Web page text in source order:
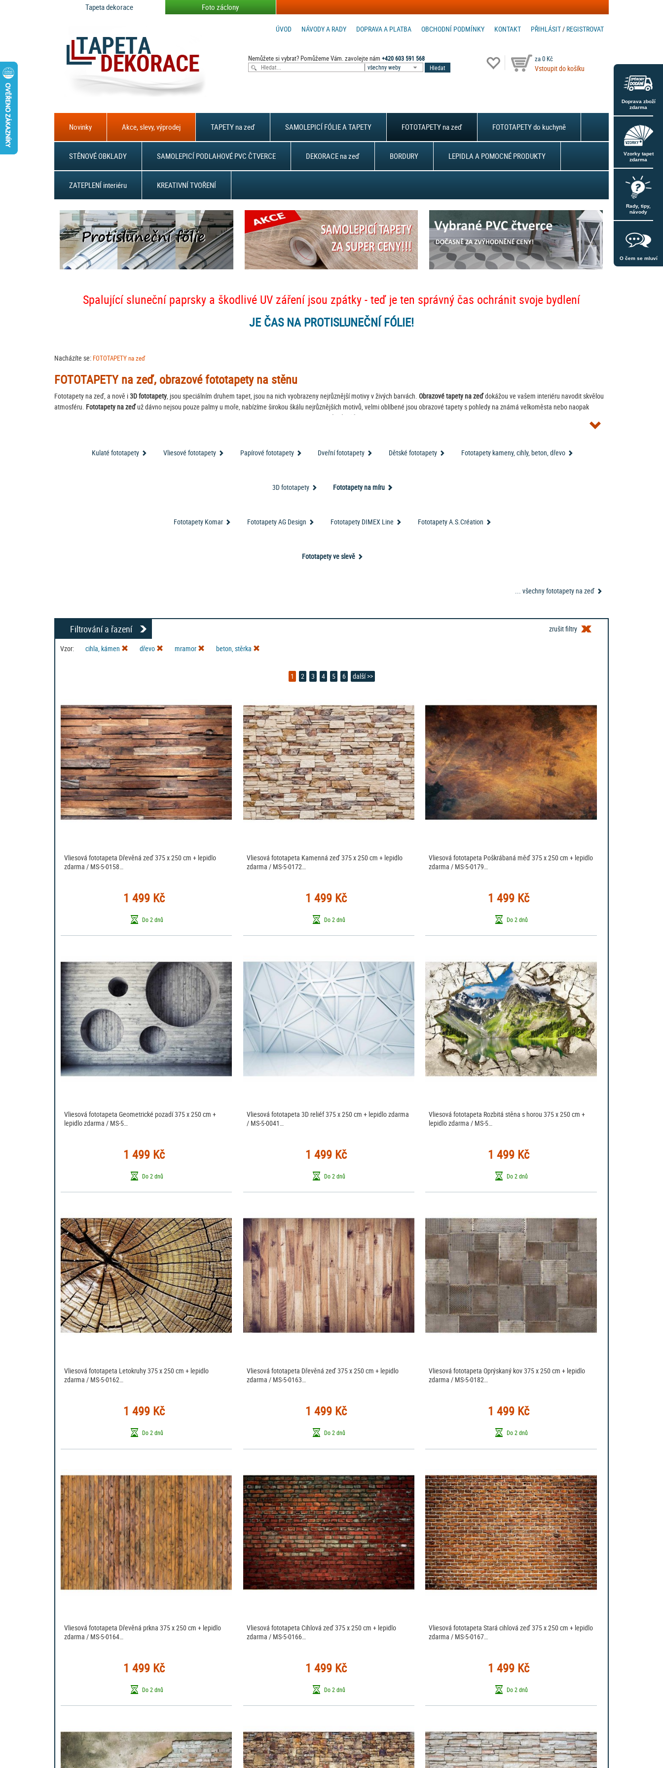
Tapeta dekorace Foto záclony
PŘIHLÁSIT/ REGISTROVAT
KONTAKT
OBCHODNÍ PODMÍNKY
DOPRAVA A PLATBA
NÁVODY A RADY
ÚVOD
Nemůžete si vybrat? Pomůžeme Vám. zavolejte nám+420 603 591 568
všechny weby
za 0 Kč
Vstoupit do košíku
Novinky Akce, slevy, výprodej TAPETY na zeď SAMOLEPICÍ FÓLIE A TAPETY FOTOTAPETY na zeď FOTOTAPETY do kuchyně
STĚNOVÉ OBKLADY SAMOLEPICÍ PODLAHOVÉ PVC ČTVERCE DEKORACE na zeď BORDURY LEPIDLA A POMOCNÉ PRODUKTY
ZATEPLENÍ interiéru KREATIVNÍ TVOŘENÍ
Doprava zboží
zdarma
Vzorky tapet
zdarma
Rady, tipy,
návody
O čem se mluví
Spalující sluneční paprsky a škodlivé UV záření jsou zpátky - teď je ten správný čas ochránit svoje bydlení
JE ČAS NA PROTISLUNEČNÍ FÓLIE!
Nacházíte se: FOTOTAPETY na zeď
FOTOTAPETY na zeď, obrazové fototapety na stěnu
Fototapety na zeď, a nově i3D fototapety , jsou speciálním druhem tapet, jsou na nich vyobrazeny nejrůznější motivy v živých barvách. Obrazové tapety na zeďdokážou ve vašem interiéru navodit skvělou
atmosféru. Fototapety na zeďuž dávno nejsou pouze palmy u moře, nabízíme širokou škálu nejrůznějších motivů, velmi oblíbené jsou obrazové tapety s pohledy na známá velkoměsta nebo naopak
vysoce kvalitní fototapetu
Potřebujete jiný rozměr vliesové tapety? Chtěli byste jiný vzor? Nebo chcete třeba fototapetu z vlastní fotky?
Kulaté fototapety Vliesové fototapety Papírové fototapety Dveřní fototapety Dětské fototapety Fototapety kameny, cihly, beton, dřevo
3D fototapety Fototapety na míru
Fototapety Komar Fototapety AG Design Fototapety DIMEX Line Fototapety A.S.Création
Fototapety ve slevě
... všechny fototapety na zeď
Filtrování a řazení zrušit filtry
Vzor: cihla, kámen dřevo mramor beton, stěrka
1 2 3 4 5 6 další >>
Vliesová fototapeta Dřevěná zeď 375 x 250 cm + lepidlo
zdarma / MS-5-0158…
1 499 Kč
Do 2 dnů
Vliesová fototapeta Kamenná zeď 375 x 250 cm + lepidlo
zdarma / MS-5-0172…
1 499 Kč
Do 2 dnů
Vliesová fototapeta Poškrábaná měď 375 x 250 cm + lepidlo
zdarma / MS-5-0179…
1 499 Kč
Do 2 dnů
Vliesová fototapeta Geometrické pozadí 375 x 250 cm +
lepidlo zdarma / MS-5…
1 499 Kč
Do 2 dnů
Vliesová fototapeta 3D reliéf 375 x 250 cm + lepidlo zdarma
/ MS-5-0041…
1 499 Kč
Do 2 dnů
Vliesová fototapeta Rozbitá stěna s horou 375 x 250 cm +
lepidlo zdarma / MS-5…
1 499 Kč
Do 2 dnů
Vliesová fototapeta Letokruhy 375 x 250 cm + lepidlo
zdarma / MS-5-0162…
1 499 Kč
Do 2 dnů
Vliesová fototapeta Dřevěná zeď 375 x 250 cm + lepidlo
zdarma / MS-5-0163…
1 499 Kč
Do 2 dnů
Vliesová fototapeta Oprýskaný kov 375 x 250 cm + lepidlo
zdarma / MS-5-0182…
1 499 Kč
Do 2 dnů
Vliesová fototapeta Dřevěná prkna 375 x 250 cm + lepidlo
zdarma / MS-5-0164…
1 499 Kč
Do 2 dnů
Vliesová fototapeta Cihlová zeď 375 x 250 cm + lepidlo
zdarma / MS-5-0166…
1 499 Kč
Do 2 dnů
Vliesová fototapeta Stará cihlová zeď 375 x 250 cm + lepidlo
zdarma / MS-5-0167…
1 499 Kč
Do 2 dnů